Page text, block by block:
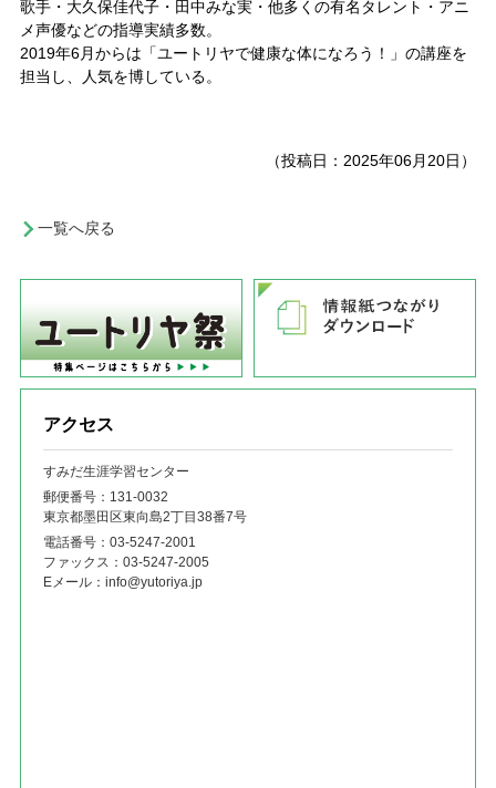
歌手・大久保佳代子・田中みな実・他多くの有名タレント・アニ
メ声優などの指導実績多数。
2019年6月からは「ユートリヤで健康な体になろう！」の講座を
担当し、人気を博している。
（投稿日：2025年06月20日）
一覧へ戻る
アクセス
すみだ生涯学習センター
郵便番号：131‐0032
東京都墨田区東向島2丁目38番7号
電話番号： 03-5247-2001
ファックス： 03-5247-2005
Eメール： info@yutoriya.jp